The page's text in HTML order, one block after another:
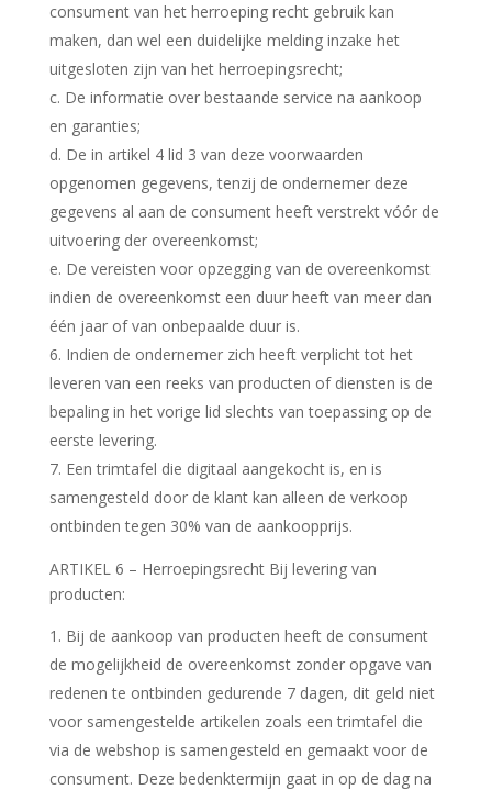
consument van het herroeping recht gebruik kan
maken, dan wel een duidelijke melding inzake het
uitgesloten zijn van het herroepingsrecht;
c. De informatie over bestaande service na aankoop
en garanties;
d. De in artikel 4 lid 3 van deze voorwaarden
opgenomen gegevens, tenzij de ondernemer deze
gegevens al aan de consument heeft verstrekt vóór de
uitvoering der overeenkomst;
e. De vereisten voor opzegging van de overeenkomst
indien de overeenkomst een duur heeft van meer dan
één jaar of van onbepaalde duur is.
6. Indien de ondernemer zich heeft verplicht tot het
leveren van een reeks van producten of diensten is de
bepaling in het vorige lid slechts van toepassing op de
eerste levering.
7. Een trimtafel die digitaal aangekocht is, en is
samengesteld door de klant kan alleen de verkoop
ontbinden tegen 30% van de aankoopprijs.
ARTIKEL 6 – Herroepingsrecht Bij levering van
producten:
Bij de aankoop van producten heeft de consument
de mogelijkheid de overeenkomst zonder opgave van
redenen te ontbinden gedurende 7 dagen, dit geld niet
voor samengestelde artikelen zoals een trimtafel die
via de webshop is samengesteld en gemaakt voor de
consument. Deze bedenktermijn gaat in op de dag na